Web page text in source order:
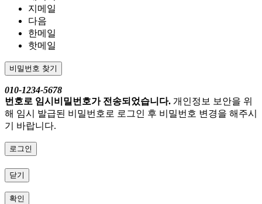
지메일
다음
한메일
핫메일
비밀번호 찾기
010-1234-5678
번호로 임시비밀번호가 전송되었습니다. 개인정보 보안을 위
해 임시 발급된 비밀번호로 로그인 후 비밀번호 변경을 해주시
기 바랍니다.
로그인
닫기
확인